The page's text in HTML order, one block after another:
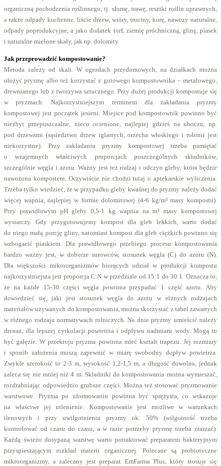
organiczną pochodzenia roślinnego, tj. słomę, trawę, resztki roślin uprawnych,
a także odpady kuchenne, liście drzew, wióry, trociny, korę, nawozy naturalne,
odpady poprodukcyjne, a jako dodatek torf, ziemię próchniczną, glinę, piasek
i naturalne mielone skały, jak np. dolomity.
Jak przeprowadzić kompostowanie?
Metoda zależy od skali. W ogrodach przydomowych, na działkach można
ułożyć pryzmę albo też korzystać z gotowego kompostownika – metalowego,
drewnianego lub z tworzywa sztucznego. Przy dużej produkcji kompostuje się
w pryzmach. Najkorzystniejszym terminem dla zakładania pryzmy
kompostowej jest początek jesieni. Miejsce pod kompostownik powinno być
niezbyt przepuszczalne, nieco ocienione, najlepiej gdzieś na uboczu, np.
pod drzewami (sąsiedztwo drzew iglastych, orzecha włoskiego i robinii jest
niekorzystne). Przy zakładaniu pryzmy kompostowej trzeba pamiętać
o wzajemnych właściwych proporcjach poszczególnych składników,
szczególnie węgla i azotu. Ważny jest też rodzaj i odczyn gleby, która będzie
nawożona kompostem. Oczywiście nie chodzi tutaj o aptekarskie wyliczenia.
Trzeba tylko wiedzieć, że w przypadku gleby kwaśnej do pryzmy należy dodać
więcej wapnia, najlepiej w formie dolomitowej (4-6 kg/m³ masy kompostu).
Przy prawidłowym pH gleby 0,5-1 kg wapnia na m³ masy kompostowej
wystarczy. Gdy przygotowujemy kompost dla gleb lekkich, warto dodać
do niego małą porcję gliny, natomiast kompost dla gleb ciężkich powinno się
wzbogacić piaskiem. Dla prawidłowego przebiegu procesu kompostowania
bardzo ważny jest, w doborze surowców, stosunek węgla (C) do azotu (N).
Dla większości mikroorganizmów biorących udział w produkcji kompostu
najkorzystniejsza jest proporcja C:N w przedziale od 15:1 do 30:1. Oznacza to,
że na każde 15-30 części węgla powinna przypadać 1 część azotu. Aby
dowiedzieć się, jaki jest stosunek węgla do azotu w różnych rodzajach
materiałów używanych do kompostowania, można skorzystać z tabel zawartych
w różnego rodzaju normatywach rolniczych. Na dnie pryzmy umieścić należy
drenaż, dla lepszej cyrkulacji powietrza i odpływu nadmiaru wody. Mogą to
być gałęzie. W przekroju pryzma powinna mieć kształt trapezu. Jej rozmiary
i sposób założenia muszą zapewnić w miarę swobodny dopływ powietrza.
Zwykle szerokość to 2-3 m, wysokość 1,2-1,5 m, a długość dowolna, jednak
zaleca się nie mniej niż 4 m. Składniki do kompostowania można wymieszać,
rozdrabniając odpowiednio grubsze części. Można też stosować pryzmowanie
warstwowe. Pryzma po uformowaniu powinna być sprężysta, co wskazuje
na właściwe jej utlenienie. Kompostowanie jest możliwe w warunkach
tlenowych i przy uwilgotnieniu pryzmy ok. 50% (wilgotność trzeba
kontrolować od czasu do czasu, a w razie potrzeby pryzmę trzeba zraszać).
Każdą świeżo dosypaną warstwę warto potraktować preparatem bakteryjnym
przyspieszającym rozkład materii organicznej. Polecane są probiotyczne
mikroorganizmy, a zalecany jest preparat EmFarma Plus, który stosuje się